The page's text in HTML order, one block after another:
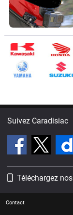
Suivez Caradisiac
Téléchargez
Contact